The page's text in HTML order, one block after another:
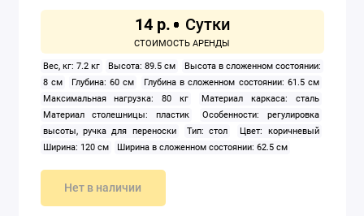
14 р.
Вес, кг: 7.2 кг Высота: 89.5 см
Высота в сложенном состоянии:
8 см
Глубина: 60 см
Глубина в сложенном состоянии: 61.5 см
Максимальная нагрузка: 80 кг
Материал каркаса: сталь
Материал столешницы: пластик
Особенности: регулировка
высоты, ручка для переноски
Тип: стол
Цвет: коричневый
Ширина: 120 см
Ширина в сложенном состоянии: 62.5 см
Нет в наличии